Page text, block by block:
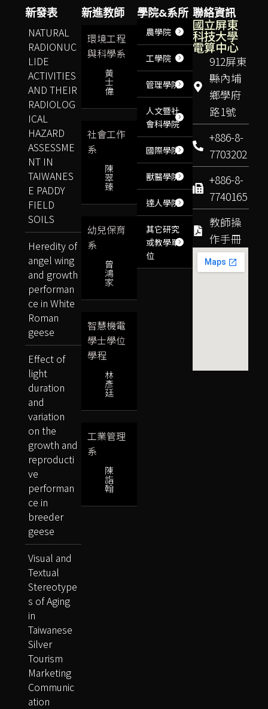
聯絡資訊
國立屏東
科技大學
電算中心
912屏東
縣內埔
鄉學府
路1號
+886-8-
7703202
+886-8-
7740165
教師操
作手冊
學院&系所
農學院
工學院
管理學院
人文暨社
會科學院
國際學院
獸醫學院
達人學院
其它研究
或教學單
位
新進教師
環境工程
與科學系
黃
士
偉
社會工作
系
陳
翠
臻
幼兒保育
系
曾
鴻
家
智慧機電
學士學位
學程
林
彥
廷
工業管理
系
陳
詣
翰
新發表
NATURAL
RADIONUC
LIDE
ACTIVITIES
AND THEIR
RADIOLOG
ICAL
HAZARD
ASSESSME
NT IN
TAIWANES
E PADDY
FIELD
SOILS
Heredity of
angel wing
and growth
performan
ce in White
Roman
geese
Effect of
light
duration
and
variation
on the
growth and
reproducti
ve
performan
ce in
breeder
geese
Visual and
Textual
Stereotype
s of Aging
in
Taiwanese
Silver
Tourism
Marketing
Communic
ation